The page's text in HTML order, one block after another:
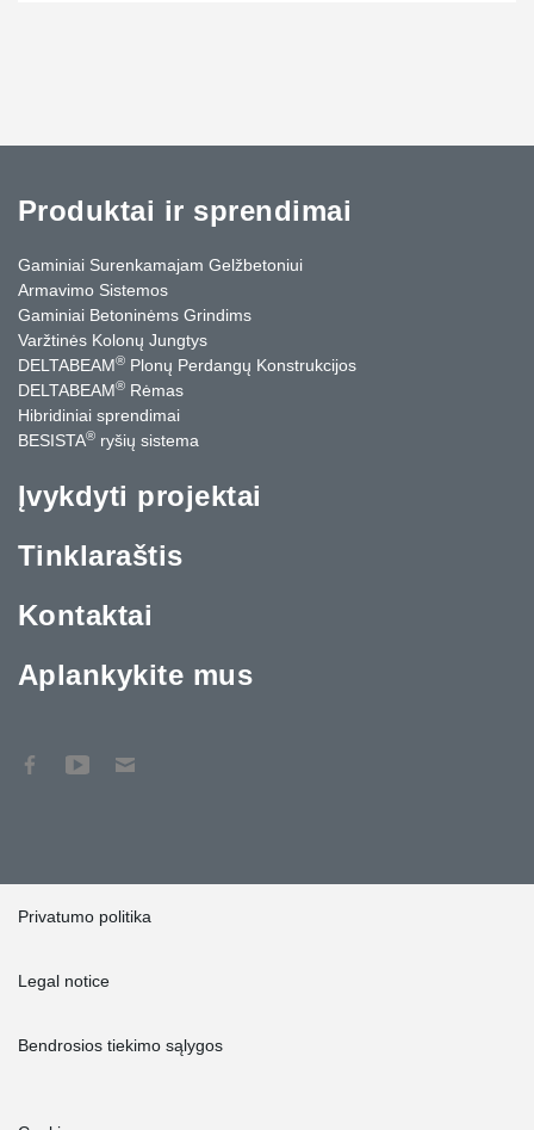
Produktai ir sprendimai
Gaminiai Surenkamajam Gelžbetoniui
Armavimo Sistemos
Gaminiai Betoninėms Grindims
Varžtinės Kolonų Jungtys
DELTABEAM® Plonų Perdangų Konstrukcijos
DELTABEAM® Rėmas
Hibridiniai sprendimai
BESISTA® ryšių sistema
Įvykdyti projektai
Tinklaraštis
Kontaktai
Aplankykite mus
Privatumo politika
Legal notice
Bendrosios tiekimo sąlygos